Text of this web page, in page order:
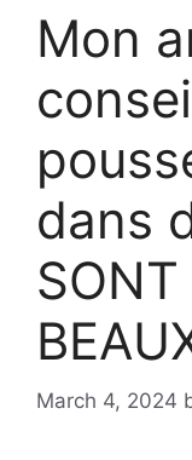
Mon
dans
SONT
March 4, 2024